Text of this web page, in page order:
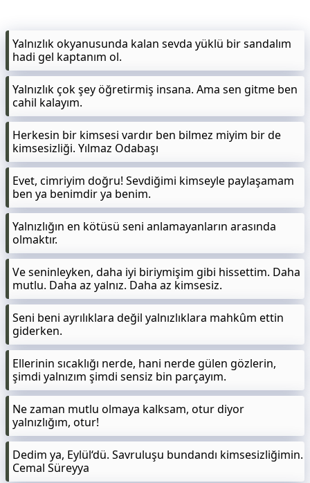
Yalnızlık okyanusunda kalan sevda yüklü bir sandalım
hadi gel kaptanım ol.
Yalnızlık çok şey öğretirmiş insana. Ama sen gitme ben
cahil kalayım.
Herkesin bir kimsesi vardır ben bilmez miyim bir de
kimsesizliği. Yılmaz Odabaşı
Evet, cimriyim doğru! Sevdiğimi kimseyle paylaşamam
ben ya benimdir ya benim.
Yalnızlığın en kötüsü seni anlamayanların arasında
olmaktır.
Ve seninleyken, daha iyi biriymişim gibi hissettim. Daha
mutlu. Daha az yalnız. Daha az kimsesiz.
Seni beni ayrılıklara değil yalnızlıklara mahkûm ettin
giderken.
Ellerinin sıcaklığı nerde, hani nerde gülen gözlerin,
şimdi yalnızım şimdi sensiz bin parçayım.
Ne zaman mutlu olmaya kalksam, otur diyor
yalnızlığım, otur!
Dedim ya, Eylül‘dü. Savruluşu bundandı kimsesizliğimin.
Cemal Süreyya